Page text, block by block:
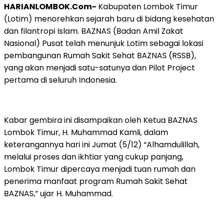
HARIANLOMBOK.Com- Kabupaten Lombok Timur
(Lotim) menorehkan sejarah baru di bidang kesehatan
dan filantropi Islam. BAZNAS (Badan Amil Zakat
Nasional) Pusat telah menunjuk Lotim sebagai lokasi
pembangunan Rumah Sakit Sehat BAZNAS (RSSB),
yang akan menjadi satu-satunya dan Pilot Project
pertama di seluruh Indonesia.
Kabar gembira ini disampaikan oleh Ketua BAZNAS
Lombok Timur, H. Muhammad Kamli, dalam
keterangannya hari ini Jumat (5/12) “Alhamdulillah,
melalui proses dan ikhtiar yang cukup panjang,
Lombok Timur dipercaya menjadi tuan rumah dan
penerima manfaat program Rumah Sakit Sehat
BAZNAS,” ujar H. Muhammad.